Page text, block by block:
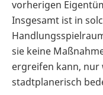
vorherigen
Insgesamt ist in
sie keine
ergreifen kann, nur
stadtplanerisch